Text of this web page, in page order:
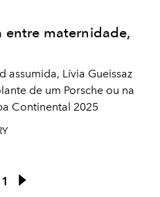
entre maternidade,
assumida, Lívia Gueissaz
de um Porsche ou na
Continental 2025
1